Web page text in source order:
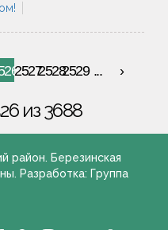
252725282529 ...
из 3688
район. Березинская
Разработка: Группа